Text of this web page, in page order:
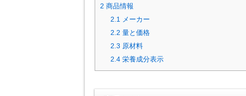
2 商品情報
2.1
メーカー
2.2 量と価格
2.3 原材料
2.4 栄養成分表示